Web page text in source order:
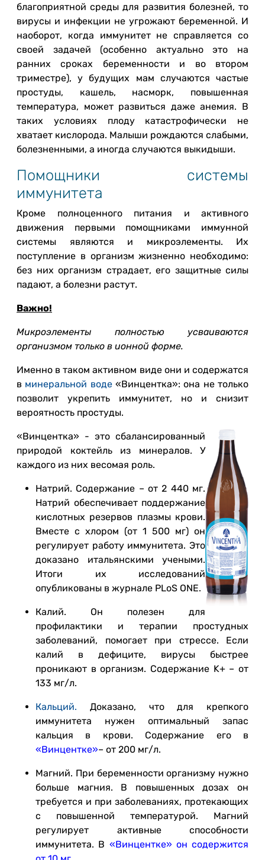
благоприятной среды для развития болезней, то
вирусы и инфекции не угрожают беременной. И
наоборот, когда иммунитет не справляется со
своей задачей (особенно актуально это на
ранних сроках беременности и во втором
триместре), у будущих мам случаются частые
простуды, кашель, насморк, повышенная
температура, может развиться даже анемия. В
таких условиях плоду катастрофически не
хватает кислорода. Малыши рождаются слабыми,
болезненными, а иногда случаются выкидыши.
Помощники системы
иммунитета
Кроме полноценного питания и активного
движения первыми помощниками иммунной
системы являются и микроэлементы. Их
поступление в организм жизненно необходимо:
без них организм страдает, его защитные силы
падают, а болезни растут.
Важно!
Микроэлементы полностью усваиваются
организмом только в ионной форме.
Именно в таком активном виде они и содержатся
в минеральной воде«Винцентка»: она не только
позволит укрепить иммунитет, но и снизит
вероятность простуды.
«Винцентка» - это сбалансированный
природой коктейль из минералов. У
каждого из них весомая роль.
Натрий. Содержание – от 2 440 мг.
Натрий обеспечивает поддержание
кислотных резервов плазмы крови.
Вместе с хлором (от 1 500 мг) он
регулирует работу иммунитета. Это
доказано итальянскими учеными.
Итоги их исследований
опубликованы в журнале PLoS ONE.
Калий. Он полезен для
профилактики и терапии простудных
заболеваний, помогает при стрессе. Если
калий в дефиците, вирусы быстрее
проникают в организм. Содержание K+ – от
133 мг/л.
Кальций. Доказано, что для крепкого
иммунитета нужен оптимальный запас
кальция в крови. Содержание его в
«Винцентке»– от 200 мг/л.
Магний. При беременности организму нужно
больше магния. В повышенных дозах он
требуется и при заболеваниях, протекающих
с повышенной температурой. Магний
регулирует активные способности
иммунитета. В «Винцентке» он содержится